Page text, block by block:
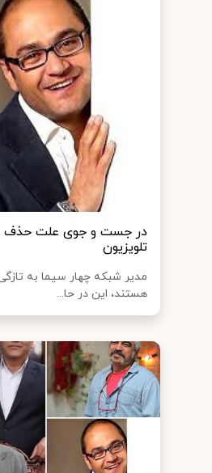
در جست و جوی علت حذف
تلویزیون
مدیر شبکه چهار سیما به
هستند، این در حا...